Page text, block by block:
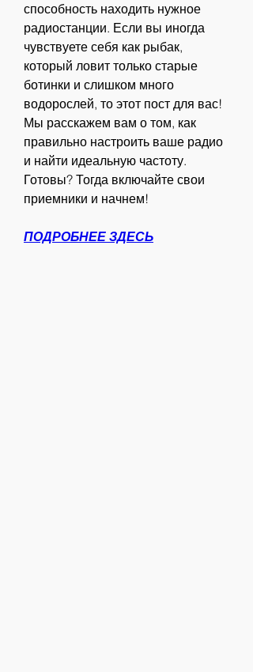
способность находить нужное
радиостанции. Если вы иногда
чувствуете себя как рыбак,
который ловит только старые
ботинки и слишком много
водорослей, то этот пост для вас!
Мы расскажем вам о том, как
правильно настроить ваше радио
и найти идеальную частоту.
Готовы? Тогда включайте свои
приемники и начнем!
ПОДРОБНЕЕ ЗДЕСЬ